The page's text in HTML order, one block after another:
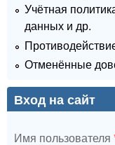
Учётная
данных и др.
Отменённые
Вход на сайт
Имя пользователя